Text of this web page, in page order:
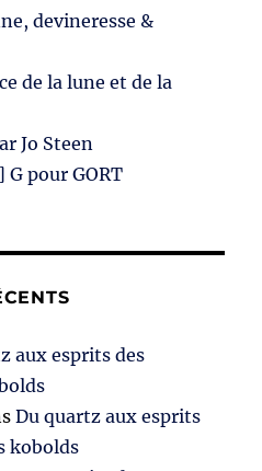
devineresse &
de la lune et de la
Jo Steen
G pour GORT
aux esprits des
Du quartz aux esprits
kobolds